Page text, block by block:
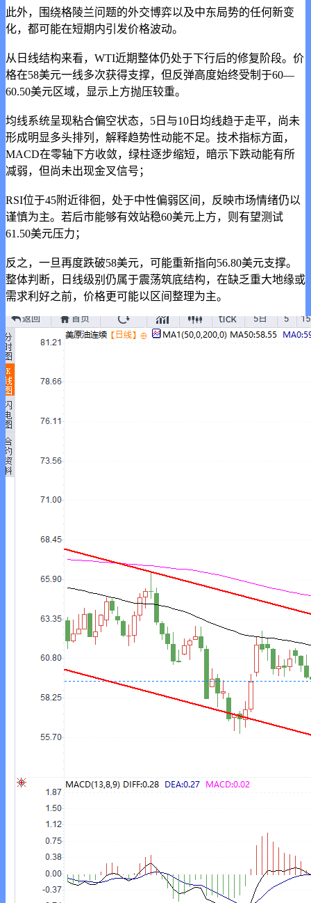
此外，围绕格陵兰问题的外交博弈以及中东局势的任何新变
化，都可能在短期内引发价格波动。
从日线结构来看，WTI近期整体仍处于下行后的修复阶段。价
格在58美元一线多次获得支撑，但反弹高度始终受制于60—
60.50美元区域，显示上方抛压较重。
均线系统呈现粘合偏空状态，5日与10日均线趋于走平，尚未
形成明显多头排列，解释趋势性动能不足。技术指标方面，
MACD在零轴下方收敛，绿柱逐步缩短，暗示下跌动能有所
减弱，但尚未出现金叉信号；
RSI位于45附近徘徊，处于中性偏弱区间，反映市场情绪仍以
谨慎为主。若后市能够有效站稳60美元上方，则有望测试
61.50美元压力；
反之，一旦再度跌破58美元，可能重新指向56.80美元支撑。
整体判断，日线级别仍属于震荡筑底结构，在缺乏重大地缘或
需求利好之前，价格更可能以区间整理为主。